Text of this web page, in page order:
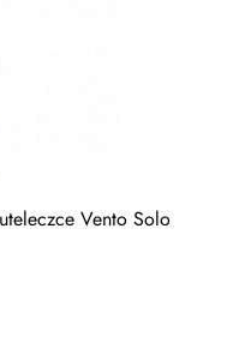
Vento Solo